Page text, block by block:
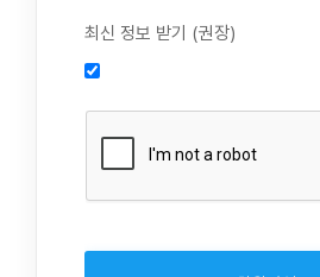
제1조 (목적)
웹사이트, 관련 소프트웨어 및
제공하는 "사이드톡" 서비스와
사항을 규정함을 목적으로 합니
인 동의 진행, 이용자 및 법정대
인, 이용자 식별, 회원탈퇴 의사
2. 약관 위반 행위 등을 포함하
한 운영에 지장을 주는 행위에
재, 계정도용 방지, 약관 개정
달, 분쟁조정을 위한 기록 보존,
3. 서비스 이용기록과 접속 빈
최신 정보 받기 (권장)